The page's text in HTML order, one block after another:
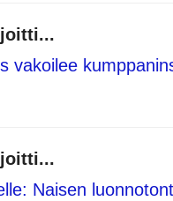
vakoilee
Naisen